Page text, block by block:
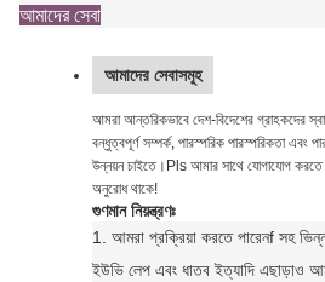
আমাদের সেবা
আমাদের সেবাসমূহ
আমরা আন্তরিকভাবে দেশ-বিদেশের গ্রাহকদের
বন্ধুত্বপূর্ণ সম্পর্ক, পারস্পরিক পারস্পরিকতা এবং
উন্নয়ন চাইতে।Pls আমার সাথে যোগাযোগ করতে
অনুরোধ থাকে!
গুণমান নিয়ন্ত্রণঃ
1. আমরা প্রক্রিয়া করতে পারেনf সহ
ইউভি লেপ এবং ধাতব ইত্যাদি এছাড়াও